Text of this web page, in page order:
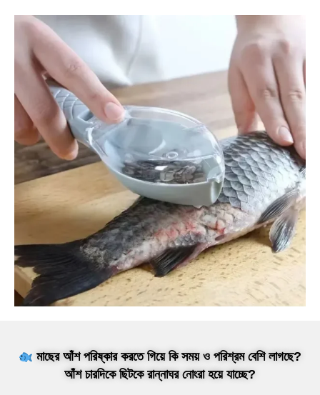
মাছের আঁশ পরিষ্কার করতে গিয়ে কি সময় ও পরিশ্রম বেশি লাগছে?
আঁশ চারদিকে ছিটকে রান্নাঘর নোংরা হয়ে যাচ্ছে?